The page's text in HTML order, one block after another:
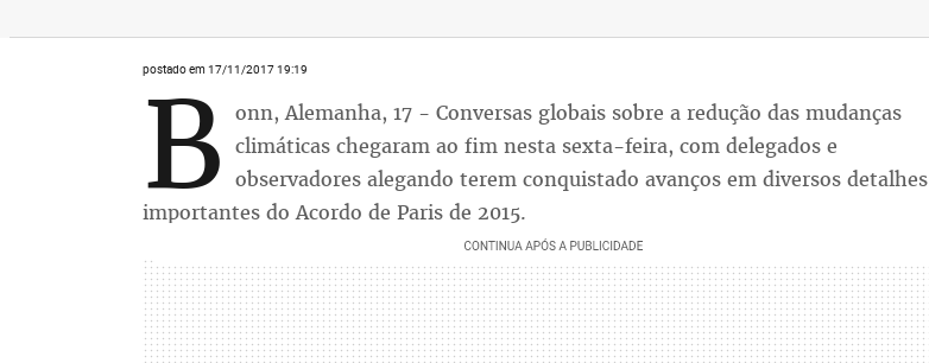
postado em 17/11/2017 19:19
B onn, Alemanha, 17 - Conversas globais sobre a redução das mudanças
climáticas chegaram ao fim nesta sexta-feira, com delegados e
observadores alegando terem conquistado avanços em diversos detalhes
importantes do Acordo de Paris de 2015.